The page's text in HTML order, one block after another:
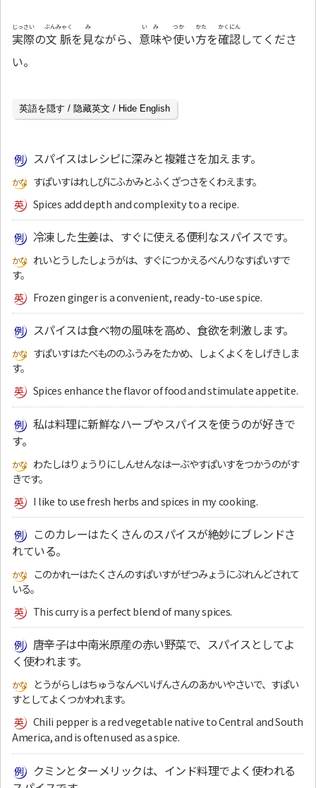
実際
じっさい
の文脈
ぶんみゃく
を見
み
ながら、 意味
いみ
や使
つか
い方
かた
を確認
かくにん
してくださ
い。
英語を隠す / 隐藏英文 / Hide English
スパイスはレシピに深みと複雑さを加えます。
すぱいすはれしぴにふかみとふくざつさをくわえます。
Spices add depth and complexity to a recipe.
冷凍した生姜は、すぐに使える便利なスパイスです。
れいとうしたしょうがは、すぐにつかえるべんりなすぱいすで
す。
Frozen ginger is a convenient, ready-to-use spice.
スパイスは食べ物の風味を高め、食欲を刺激します。
すぱいすはたべもののふうみをたかめ、しょくよくをしげきしま
す。
Spices enhance the flavor of food and stimulate appetite.
私は料理に新鮮なハーブやスパイスを使うのが好きで
す。
わたしはりょうりにしんせんなはーぶやすぱいすをつかうのがす
きです。
I like to use fresh herbs and spices in my cooking.
このカレーはたくさんのスパイスが絶妙にブレンドさ
れている。
このかれーはたくさんのすぱいすがぜつみょうにぶれんどされて
いる。
This curry is a perfect blend of many spices.
唐辛子は中南米原産の赤い野菜で、スパイスとしてよ
く使われます。
とうがらしはちゅうなんべいげんさんのあかいやさいで、すぱい
すとしてよくつかわれます。
Chili pepper is a red vegetable native to Central and South
America, and is often used as a spice.
クミンとターメリックは、インド料理でよく使われる